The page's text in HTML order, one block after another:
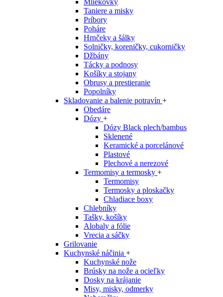
Mliekovky
Taniere a misky
Príbory
Poháre
Hrnčeky a šálky
Solničky, koreničky, cukorničky
Džbány
Tácky a podnosy
Košíky a stojany
Obrusy a prestieranie
Popolníky
Skladovanie a balenie potravín +
Obedáre
Dózy +
Dózy Black plech/bambus
Sklenené
Keramické a porcelánové
Plastové
Plechové a nerezové
Termomisy a termosky +
Termomisy
Termosky a ploskačky
Chladiace boxy
Chlebníky
Tašky, košíky
Alobaly a fólie
Vrecia a sáčky
Grilovanie
Kuchynské náčinia +
Kuchynské nože
Brúsky na nože a ocieľky
Dosky na krájanie
Misy, misky, odmerky